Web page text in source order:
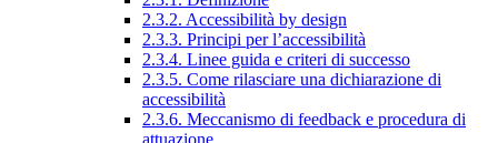
2.3.2. Accessibilità by design
2.3.3. Principi per l’accessibilità
2.3.4. Linee guida e criteri di successo
2.3.5. Come rilasciare una dichiarazione di
accessibilità
2.3.6. Meccanismo di feedback e procedura di
attuazione